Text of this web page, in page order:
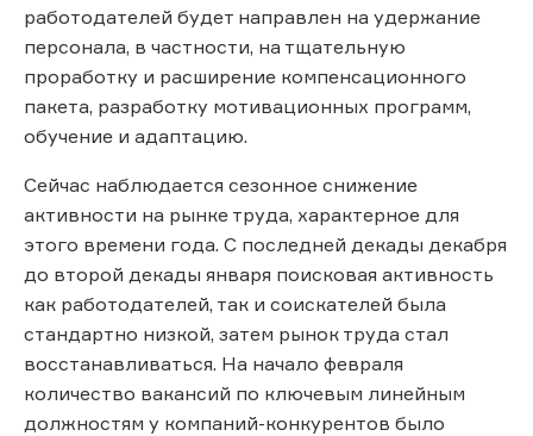
работодателей будет направлен на удержание
персонала, в частности, на тщательную
проработку и расширение компенсационного
пакета, разработку мотивационных программ,
обучение и адаптацию.
Сейчас наблюдается сезонное снижение
активности на рынке труда, характерное для
этого времени года. С последней декады декабря
до второй декады января поисковая активность
как работодателей, так и соискателей была
стандартно низкой, затем рынок труда стал
восстанавливаться. На начало февраля
количество вакансий по ключевым линейным
должностям у компаний-конкурентов было